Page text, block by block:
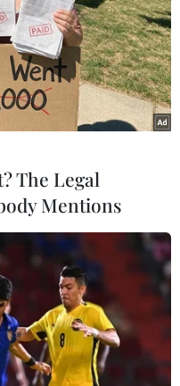
thăm chính thức đầu
Trung Quốc tới
The Legal
Mentions